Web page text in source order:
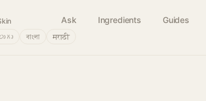
Ask Ingredients Guides
বাংলা मराठी